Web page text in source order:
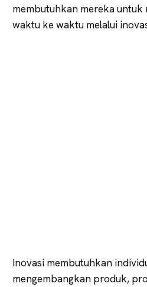
membutuhkan mereka
waktu ke waktu melalui
Inovasi membutuhkan
mengembangkan produk,